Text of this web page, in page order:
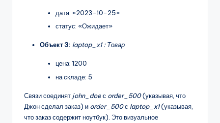
дата: «2023-10-25»
статус: «Ожидает»
Объект 3: laptop_x1 : Товар
цена: 1200
на складе: 5
Связи соединят john_doeс order_500(указывая, что
Джон сделал заказ) и order_500с laptop_x1(указывая,
что заказ содержит ноутбук). Это визуальное